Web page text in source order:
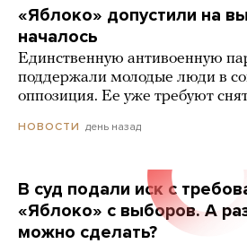
«Яблоко» допустили на
началось
Единственную антивоенную
поддержали молодые люди в
оппозиция. Ее уже требуют
НОВОСТИ день назад
В суд подали иск с
«Яблоко» с выборов. А
можно сделать?